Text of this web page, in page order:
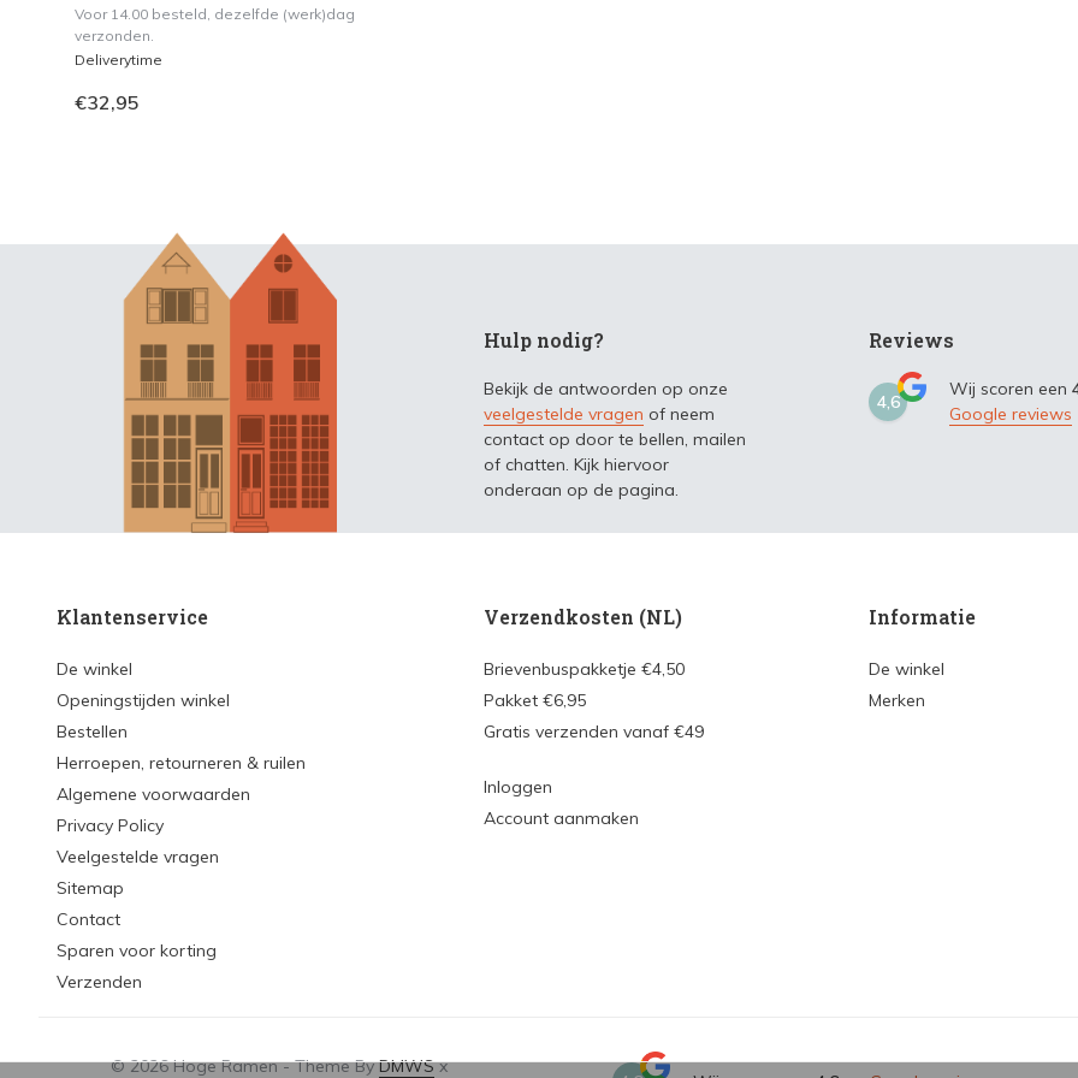
Voor 14.00 besteld, dezelfde (werk)dag
verzonden.
Deliverytime
€32,95
Hulp nodig?
Bekijk de antwoorden op onze
veelgestelde vragen of neem
contact op door te bellen, mailen
of chatten. Kijk hiervoor
onderaan op de pagina.
Reviews
4,6
Wij scoren een
Google reviews
Klantenservice
De winkel
Openingstijden winkel
Bestellen
Herroepen, retourneren & ruilen
Algemene voorwaarden
Privacy Policy
Veelgestelde vragen
Sitemap
Contact
Sparen voor korting
Verzenden
Verzendkosten (NL)
Brievenbuspakketje €4,50
Pakket €6,95
Gratis verzenden vanaf €49
Inloggen
Account aanmaken
Informatie
De winkel
Merken
© 2026 Hoge Ramen - Theme ByDMWSx